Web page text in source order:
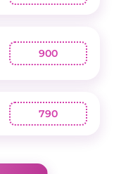
900
790